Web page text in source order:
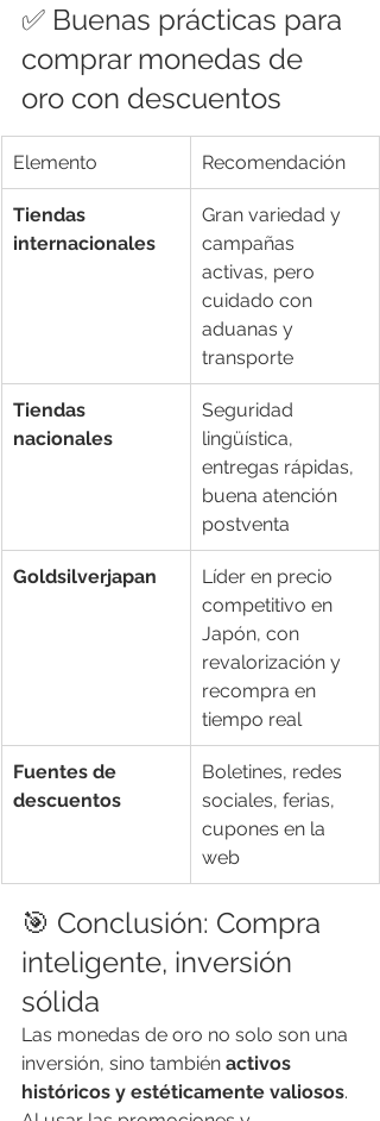
✅ Buenas prácticas para
comprar monedas de
oro con descuentos
Elemento Recomendación
Tiendas
internacionales
Gran variedad y
campañas
activas, pero
cuidado con
aduanas y
transporte
Tiendas
nacionales
Seguridad
lingüística,
entregas rápidas,
buena atención
postventa
Goldsilverjapan
Líder en precio
competitivo en
Japón, con
revalorización y
recompra en
tiempo real
Fuentes de
descuentos
Boletines, redes
sociales, ferias,
cupones en la
web
🎯 Conclusión: Compra
inteligente, inversión
sólida
Las monedas de oro no solo son una
inversión, sino también activos
históricos y estéticamente valiosos.